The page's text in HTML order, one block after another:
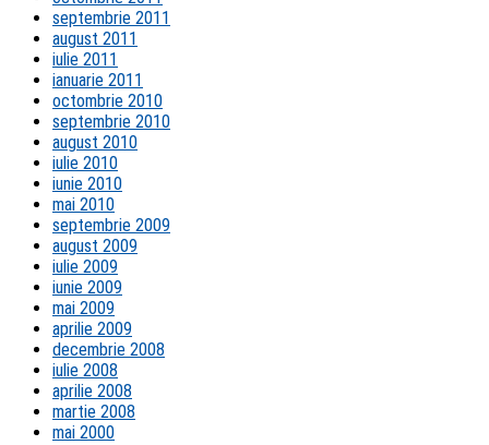
septembrie 2011
august 2011
iulie 2011
ianuarie 2011
octombrie 2010
septembrie 2010
august 2010
iulie 2010
iunie 2010
mai 2010
septembrie 2009
august 2009
iulie 2009
iunie 2009
mai 2009
aprilie 2009
decembrie 2008
iulie 2008
aprilie 2008
martie 2008
mai 2000